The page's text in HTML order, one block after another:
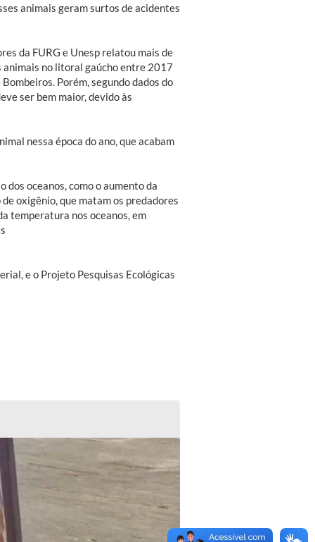
animais geram surtos de acidentes
da FURG e Unesp relatou mais de
no litoral gaúcho entre 2017
Porém, segundo dados do
ser bem maior, devido às
nessa época do ano, que acabam
oceanos, como o aumento da
oxigênio, que matam os predadores
temperatura nos oceanos, em
e o Projeto Pesquisas Ecológicas